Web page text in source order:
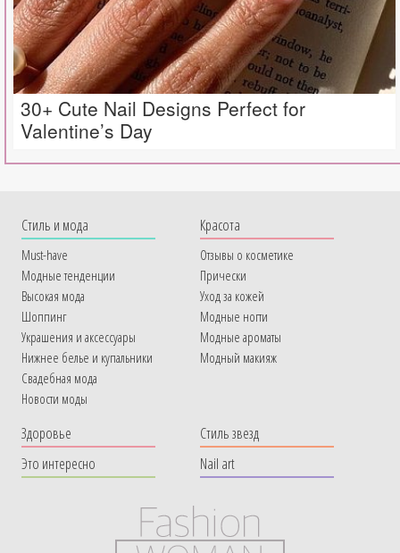
30+ Cute Nail Designs Perfect for
Valentine’s Day
Cтиль и мода
Must-have
Модные тенденции
Высокая мода
Шоппинг
Украшения и аксессуары
Нижнее белье и купальники
Свадебная мода
Новости моды
Красота
Отзывы о косметике
Прически
Уход за кожей
Модные ногти
Модные ароматы
Модный макияж
Здоровье
Это интересно
Стиль звезд
Nail art